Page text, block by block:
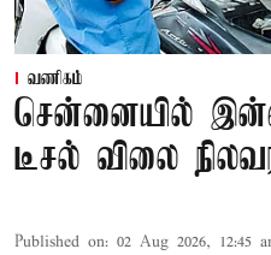
வணிகம்
சென்னையில்
டீசல் விலை
Published on: 02 Aug 2026, 12:45